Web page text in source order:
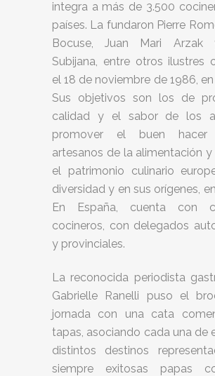
integra a más de 3.500
países. La fundaron Pierre
Bocuse, Juan Mari Arzak
Subijana, entre otros ilustres
el 18 de noviembre de 1986,
Sus objetivos son los de
calidad y el sabor de los
promover el buen
artesanos de la alimentación
el patrimonio culinario
diversidad y en sus orígenes,
En España, cuenta con
cocineros, con delegados
y provinciales.
La reconocida periodista
Gabrielle Ranelli puso el
jornada con una cata
tapas, asociando cada una de
distintos destinos
siempre exitosas papas